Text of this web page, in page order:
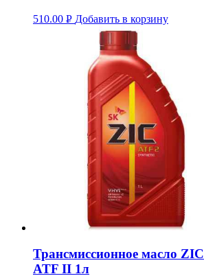
510.00 Р Добавить в корзину
Трансмиссионное масло ZIC
ATF II 1л